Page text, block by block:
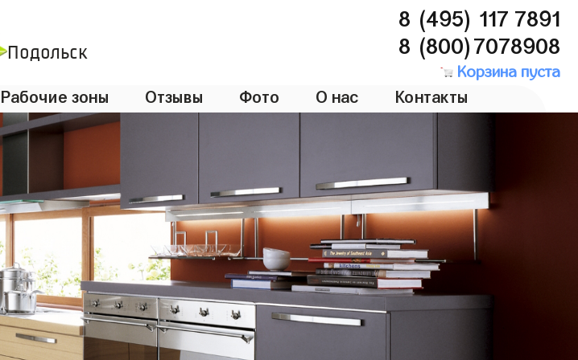
Подольск
8 (495) 117 7891
8 (800)7078908
Корзина пуста
Рабочие зоны Отзывы Фото О нас Контакты